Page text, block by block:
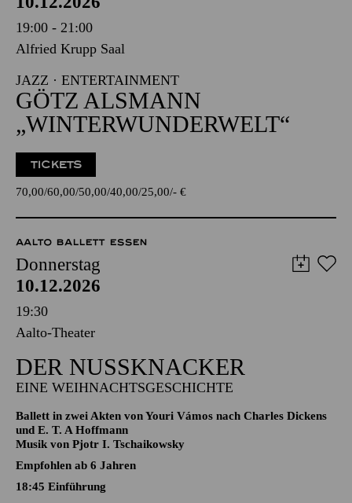
PHILHARMONIE ESSEN
Donnerstag
10.12.2026
19:00 - 21:00
Alfried Krupp Saal
JAZZ · ENTERTAINMENT
GÖTZ ALSMANN
„WINTER­WUNDERWELT“
70,00 60,00 50,00 40,00 25,00
AALTO BALLETT ESSEN
Donnerstag
10.12.2026
19:30
Aalto-Theater
DER NUSSKNACKER
EINE WEIHNACHTSGESCHICHTE
Ballett in zwei Akten von Youri Vámos nach Charles Dickens
Musik von Pjotr I. Tschaikowsky